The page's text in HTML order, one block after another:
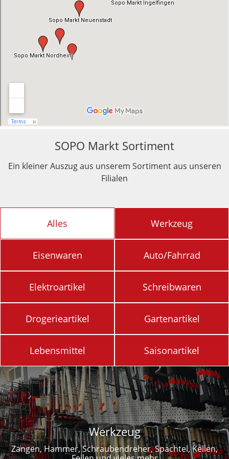
SOPO Markt Sortiment
Ein kleiner Auszug aus unserem Sortiment aus unseren
Filialen
Alles Werkzeug
Eisenwaren Auto/Fahrrad
Elektroartikel Schreibwaren
Drogerieartikel Gartenartikel
Lebensmittel Saisonartikel
Werkzeug
Zangen, Hammer, Schraubendreher, Spachtel, Kellen,